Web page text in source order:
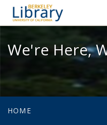
We're Here,
HOME